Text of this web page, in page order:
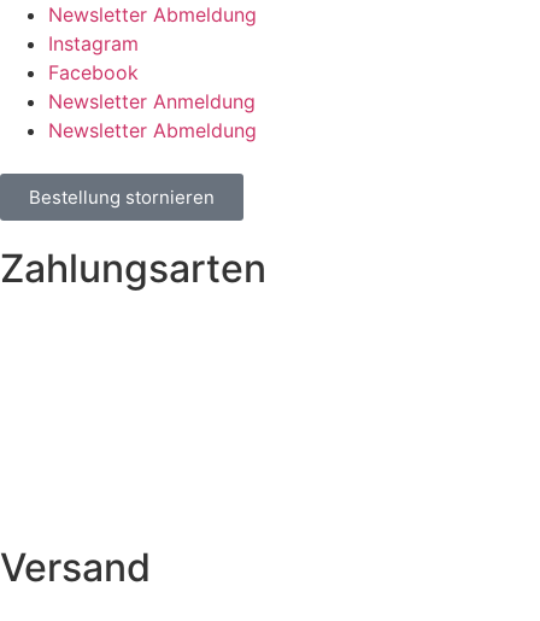
Newsletter Abmeldung
Instagram
Facebook
Newsletter Anmeldung
Newsletter Abmeldung
Bestellung stornieren
Zahlungsarten
Versand